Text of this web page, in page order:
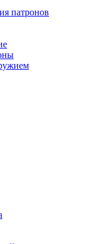
патронов